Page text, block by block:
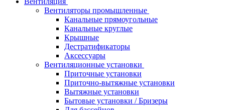
Вентиляторы промышленные
Канальные прямоугольные
Канальные круглые
Крышные
Дестратификаторы
Аксессуары
Вентиляционные установки
Приточные установки
Приточно-вытяжные установки
Вытяжные установки
Бытовые установки / Бризеры